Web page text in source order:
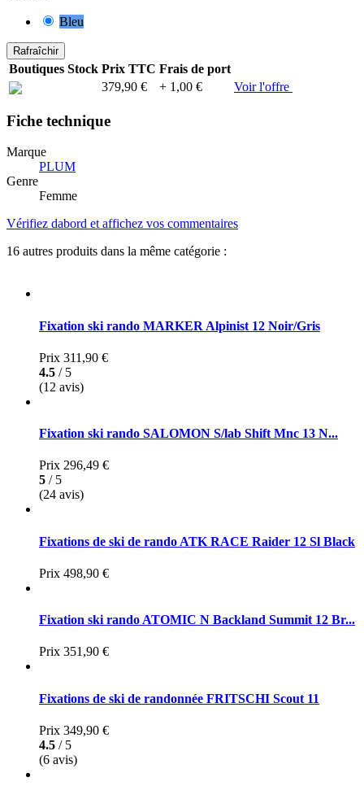
Bleu
Boutiques Stock Prix TTC Frais de port
379,90 €
+ 1,00 € Voir l'offre
Fiche technique
Marque
PLUM
Genre
Femme
Vérifiez dabord et affichez vos commentaires
16 autres produits dans la même catégorie :
Fixation ski rando MARKER Alpinist 12 Noir/Gris
Prix 311,90 €
4.5 / 5
(12 avis)
Fixation ski rando SALOMON S/lab Shift Mnc 13 N...
Prix 296,49 €
5 / 5
(24 avis)
Fixations de ski de rando ATK RACE Raider 12 Sl Black
Prix 498,90 €
Fixation ski rando ATOMIC N Backland Summit 12 Br...
Prix 351,90 €
Fixations de ski de randonnée FRITSCHI Scout 11
Prix 349,90 €
4.5 / 5
(6 avis)